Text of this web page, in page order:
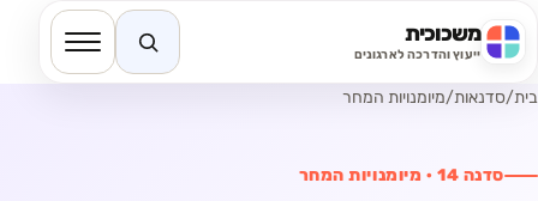
משכוכית
ייעוץ והדרכה לארגוניםחיפוש באתר
בית/סדנאות/מיומנויות המחר
סדנה 14
· מיומנויות המחר